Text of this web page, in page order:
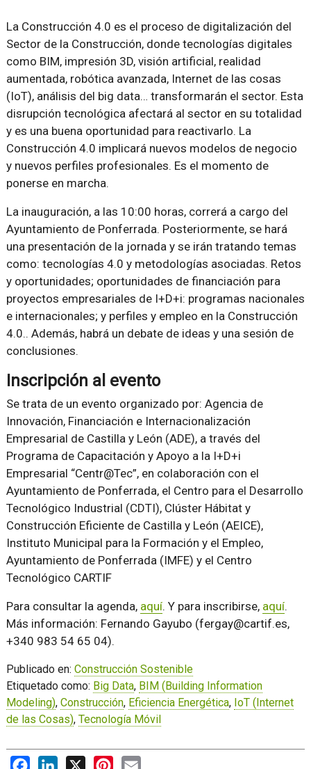
La Construcción 4.0 es el proceso de digitalización del
Sector de la Construcción, donde tecnologías digitales
como BIM, impresión 3D, visión artificial, realidad
aumentada, robótica avanzada, Internet de las cosas
(IoT), análisis del big data… transformarán el sector. Esta
disrupción tecnológica afectará al sector en su totalidad
y es una buena oportunidad para reactivarlo. La
Construcción 4.0 implicará nuevos modelos de negocio
y nuevos perfiles profesionales. Es el momento de
ponerse en marcha.
La inauguración, a las 10:00 horas, correrá a cargo del
Ayuntamiento de Ponferrada. Posteriormente, se hará
una presentación de la jornada y se irán tratando temas
como: tecnologías 4.0 y metodologías asociadas. Retos
y oportunidades; oportunidades de financiación para
proyectos empresariales de I+D+i: programas nacionales
e internacionales; y perfiles y empleo en la Construcción
4.0.. Además, habrá un debate de ideas y una sesión de
conclusiones.
Inscripción al evento
Se trata de un evento organizado por: Agencia de
Innovación, Financiación e Internacionalización
Empresarial de Castilla y León (ADE), a través del
Programa de Capacitación y Apoyo a la I+D+i
Empresarial “Centr@Tec”, en colaboración con el
Ayuntamiento de Ponferrada, el Centro para el Desarrollo
Tecnológico Industrial (CDTI), Clúster Hábitat y
Construcción Eficiente de Castilla y León (AEICE),
Instituto Municipal para la Formación y el Empleo,
Ayuntamiento de Ponferrada (IMFE) y el Centro
Tecnológico CARTIF
Para consultar la agenda, aquí. Y para inscribirse, aquí.
Más información: Fernando Gayubo (fergay@cartif.es,
+340 983 54 65 04).
Publicado en: Construcción Sostenible
Etiquetado como: Big Data, BIM (Building Information
Modeling), Construcción, Eficiencia Energética, IoT (Internet
de las Cosas), Tecnología Móvil
FacebookLinkedIn
X PinterestEmail